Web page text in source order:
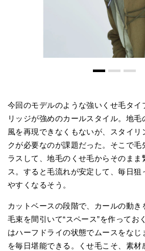
今回のモデルのような強いくせ毛タイ
リッジが強めのカールスタイル。地
風を再現できなくもないが、スタイリ
クが必要なのが課題だった。そこで
ラスして、地毛のくせ毛からそのまま
ス。すると毛流れが安定して、毎日狙
やすくなるそう。
カットベースの段階で、カールの動き
毛束を間引いて“スペース”を作ってお
はハーフドライの状態でムースをな
を毎日堪能できる。くせ毛こそ、素材